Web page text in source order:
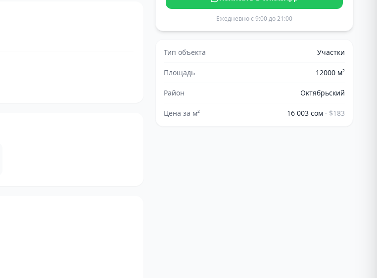
Ежедневно с 9:00 до 21:00
Тип объекта Участки
Площадь 12000 м²
Район Октябрьский
Цена за м² 16 003 сом · $183